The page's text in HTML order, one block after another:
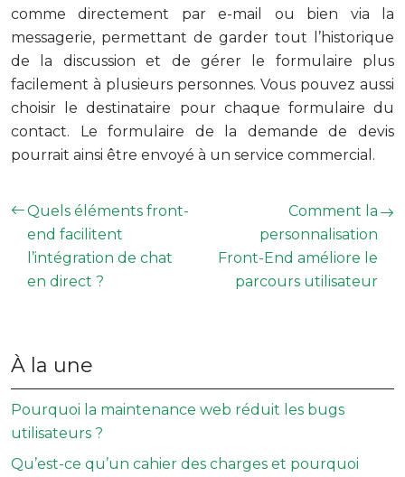
comme directement par e-mail ou bien via la
messagerie, permettant de garder tout l’historique
de la discussion et de gérer le formulaire plus
facilement à plusieurs personnes. Vous pouvez aussi
choisir le destinataire pour chaque formulaire du
contact. Le formulaire de la demande de devis
pourrait ainsi être envoyé à un service commercial.
Quels éléments front-
end facilitent
l’intégration de chat
en direct ?
Comment la
personnalisation
Front-End améliore le
parcours utilisateur
À la une
Pourquoi la maintenance web réduit les bugs
utilisateurs ?
Qu’est-ce qu’un cahier des charges et pourquoi